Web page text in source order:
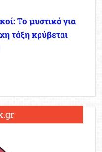
Το μυστικό για
τάξη κρύβεται